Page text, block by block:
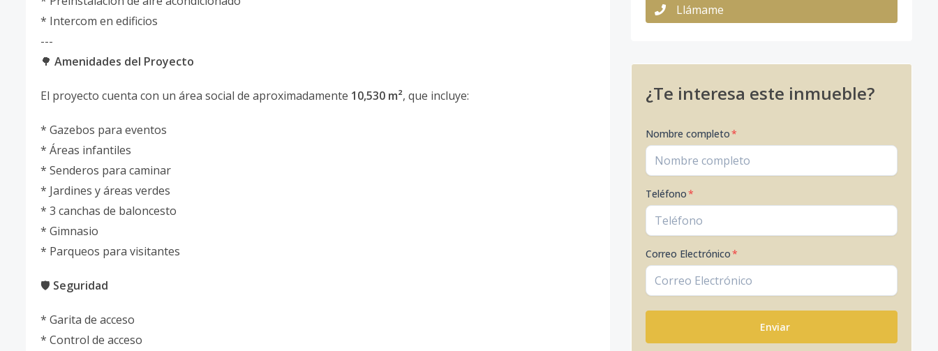
* Intercom en edificios
---
🌳 Amenidades del Proyecto
El proyecto cuenta con un área social de aproximadamente 10,530 m², que incluye:
* Gazebos para eventos
* Áreas infantiles
* Senderos para caminar
* Jardines y áreas verdes
* 3 canchas de baloncesto
* Gimnasio
* Parqueos para visitantes
🛡️ Seguridad
* Garita de acceso
* Control de acceso
Llámame
¿Te interesa este inmueble?
Nombre completo*
Teléfono*
Correo Electrónico*
Enviar